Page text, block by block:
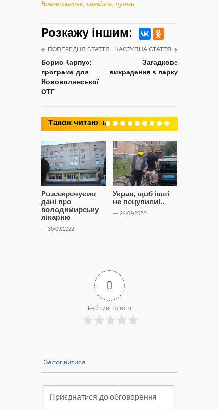
Нововолинськ, свавілля, чутки
Розкажу iншим:
ПОПЕРЕДНЯ СТАТТЯ
Борис Карпус:
програма для
Нововолинської
ОТГ
НАСТУПНА СТАТТЯ
Загадкове
викрадення в парку
Також читають
Розсекречуємо
дані про
володимирську
лікарню
— 30/09/2022
Украв, щоб інші
не поцупили!..
— 24/09/2022
0
Рейтинг статті
Залогінитися